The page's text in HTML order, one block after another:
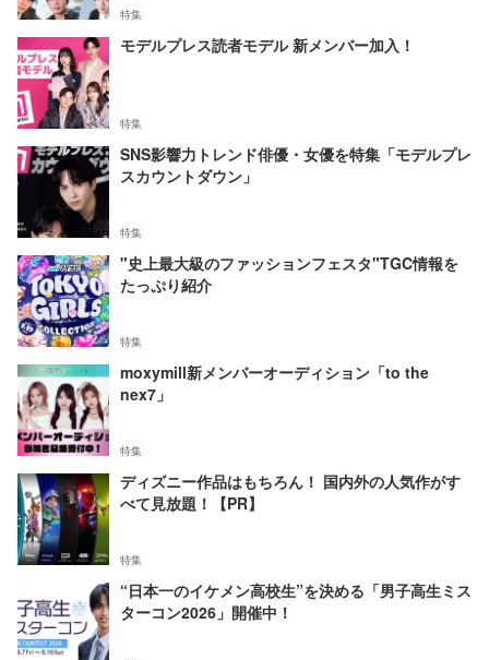
特集
モデルプレス読者モデル 新メンバー加入！
特集
SNS影響力トレンド俳優・女優を特集「モデルプレ
スカウントダウン」
特集
"史上最大級のファッションフェスタ"TGC情報を
たっぷり紹介
特集
moxymill新メンバーオーディション「to the
nex7」
特集
ディズニー作品はもちろん！ 国内外の人気作がす
べて見放題！【PR】
特集
“日本一のイケメン高校生”を決める「男子高生ミス
ターコン2026」開催中！